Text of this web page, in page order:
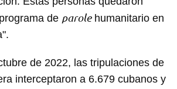
de parolehumanitario en
de 2022, las tripulaciones de
interceptaron a 6.679 cubanos y